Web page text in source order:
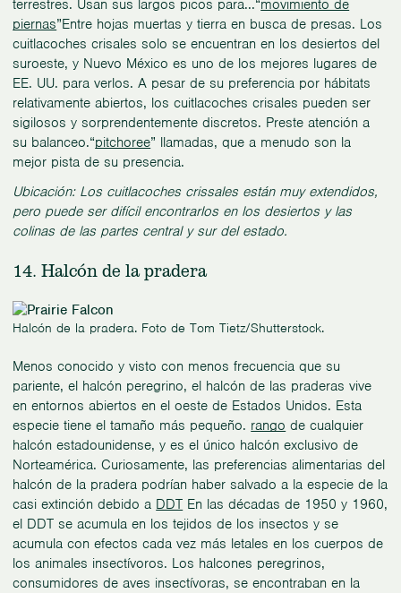
terrestres. Usan sus largos picos para...“movimiento de
piernas”Entre hojas muertas y tierra en busca de presas. Los
cuitlacoches crisales solo se encuentran en los desiertos del
suroeste, y Nuevo México es uno de los mejores lugares de
EE. UU. para verlos. A pesar de su preferencia por hábitats
relativamente abiertos, los cuitlacoches crisales pueden ser
sigilosos y sorprendentemente discretos. Preste atención a
su balanceo.“pitchoree” llamadas, que a menudo son la
mejor pista de su presencia.
Ubicación: Los cuitlacoches crissales están muy extendidos,
pero puede ser difícil encontrarlos en los desiertos y las
colinas de las partes central y sur del estado.
14. Halcón de la pradera
Halcón de la pradera. Foto de Tom Tietz/Shutterstock.
Menos conocido y visto con menos frecuencia que su
pariente, el halcón peregrino, el halcón de las praderas vive
en entornos abiertos en el oeste de Estados Unidos. Esta
especie tiene el tamaño más pequeño. rango de cualquier
halcón estadounidense, y es el único halcón exclusivo de
Norteamérica. Curiosamente, las preferencias alimentarias del
halcón de la pradera podrían haber salvado a la especie de la
casi extinción debido a DDT En las décadas de 1950 y 1960,
el DDT se acumula en los tejidos de los insectos y se
acumula con efectos cada vez más letales en los cuerpos de
los animales insectívoros. Los halcones peregrinos,
consumidores de aves insectívoras, se encontraban en la